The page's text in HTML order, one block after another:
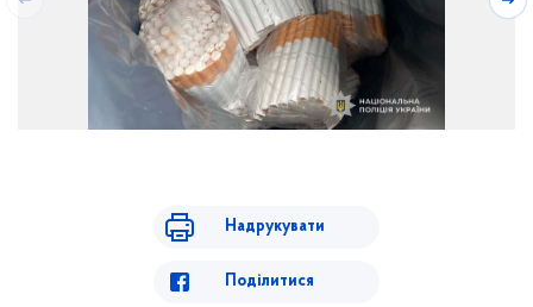
Надрукувати
Поділитися